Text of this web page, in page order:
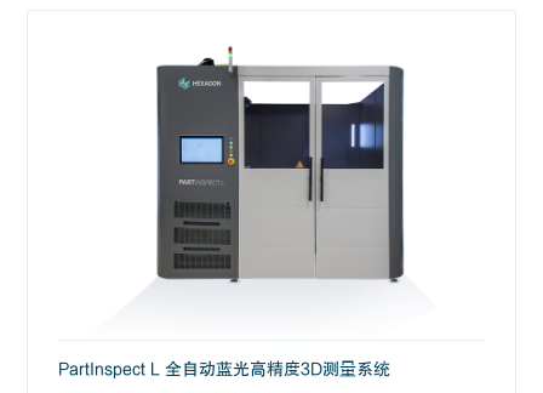
PartInspect L 全自动蓝光高精度3D测量系统